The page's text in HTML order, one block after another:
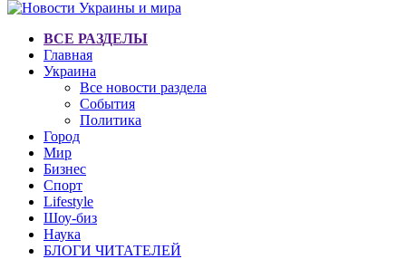
ВСЕ РАЗДЕЛЫ
Главная
Украина
Все новости раздела
События
Политика
Город
Мир
Бизнес
Спорт
Lifestyle
Шоу-биз
Наука
БЛОГИ ЧИТАТЕЛЕЙ